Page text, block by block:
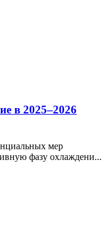
в 2025–2026
мер
фазу охлаждени...